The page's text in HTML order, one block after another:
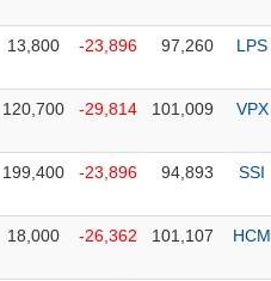
13,800 -23,896 97,260 LPS
120,700 -29,814 101,009 VPX
199,400 -23,896 94,893 SSI
18,000 -26,362 101,107 HCM